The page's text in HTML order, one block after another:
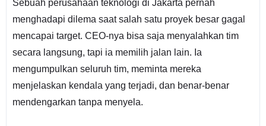
Sebuah perusahaan teknologi di Jakarta pernah
menghadapi dilema saat salah satu proyek besar gagal
mencapai target. CEO-nya bisa saja menyalahkan tim
secara langsung, tapi ia memilih jalan lain. Ia
mengumpulkan seluruh tim, meminta mereka
menjelaskan kendala yang terjadi, dan benar-benar
mendengarkan tanpa menyela.